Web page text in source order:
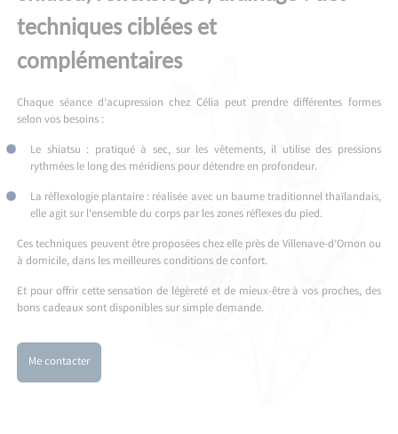
techniques ciblées et
complémentaires
Chaque séance d’acupression chez Célia peut prendre différentes formes
selon vos besoins :
Le shiatsu : pratiqué à sec, sur les vêtements, il utilise des pressions
rythmées le long des méridiens pour détendre en profondeur.
La réflexologie plantaire : réalisée avec un baume traditionnel thaïlandais,
elle agit sur l’ensemble du corps par les zones réflexes du pied.
Ces techniques peuvent être proposées chez elle près de Villenave-d’Ornon ou
à domicile, dans les meilleures conditions de confort.
Et pour offrir cette sensation de légèreté et de mieux-être à vos proches, des
bons cadeaux sont disponibles sur simple demande.
Me contacter